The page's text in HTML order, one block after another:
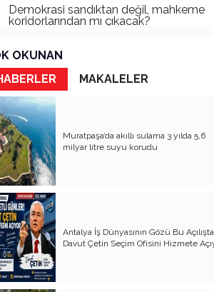
Demokrasi sandıktan değil, mahkeme
koridorlarından mı çıkacak?
Gazetecinin kaderi!..
Turizmde Herşey Dahil Sistemi
tartışılmalı
MB Başkanı ve Şimşek’e
Padişahın Vergi Deneyi!..
Erdoğan ve Özel’e açık mektup!..
Bahçeli siyasetin zirvesine oturdu!..
Artık yeter!.. Başka Antalya yok!..
Milli Eğitim cemaatlere mi teslim
ediliyor?
Liyakatın Gözyaşları!..
OKUNAN
MAKALELER
Muratpaşa’da akıllı sulama 3 yılda 5,6
milyar litre suyu korudu
Antalya İş Dünyasının Gözü Bu
Davut Çetin Seçim Ofisini Hizmete